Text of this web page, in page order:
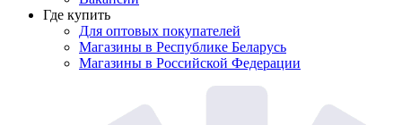
Где купить
Для оптовых покупателей
Магазины в Республике Беларусь
Магазины в Российской Федерации